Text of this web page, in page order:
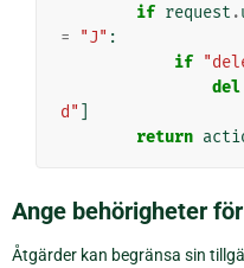
if request .
=
"J" :
if
del
d"
return
Ange behörigheter
Åtgärder kan begränsa sin